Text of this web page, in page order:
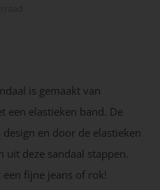
is gemaakt van
een elastieken band. De
en door de elastieken
deze sandaal stappen.
fijne jeans of rok!